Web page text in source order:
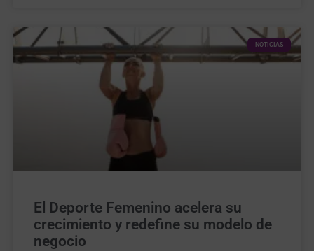
NOTICIAS
El Deporte Femenino acelera su
crecimiento y redefine su modelo de
negocio